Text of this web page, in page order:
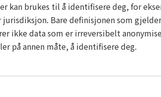
brukes til å identifisere deg, for
Bare definisjonen som
ikke data som er irreversibelt
på annen måte, å identifisere deg.